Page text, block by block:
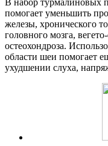
В набор турмалиновых
помогает уменьшить
железы, хронического
головного мозга,
остеохондроза.
области шеи помогает
ухудшении слуха,